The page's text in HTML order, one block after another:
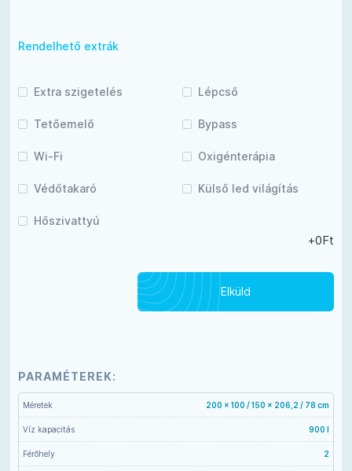
Rendelhető extrák
Extra szigetelés Lépcső
Tetőemelő Bypass
Wi-Fi Oxigénterápia
Védőtakaró Külső led világítás
Hőszivattyú
Ft
0
+
PARAMÉTEREK:
Méretek 200 x 100 / 150 x 206,2 / 78 cm
Víz kapacitás 900 l
Férőhely 2